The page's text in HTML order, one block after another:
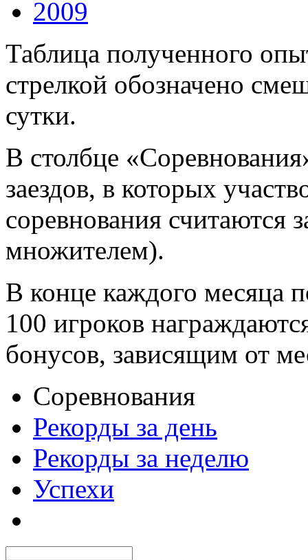
2009
Таблица полученного
стрелкой обозначено
сутки.
В столбце
заездов, в которых
соревнования считаются
множителем).
В конце каждого месяца
100 игроков
бонусов, зависящим от
Соревнования
Рекорды за день
Рекорды за неделю
Успехи